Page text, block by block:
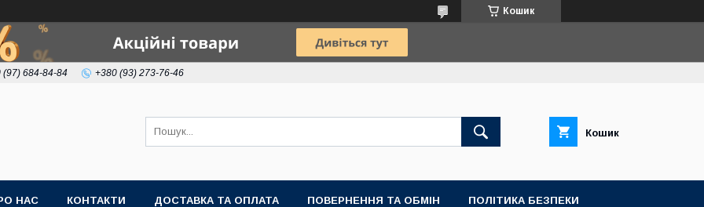
Кошик
(97) 684-84-84 +380 (93) 273-76-46
Кошик
НАС КОНТАКТИ ДОСТАВКА ТА ОПЛАТА ПОВЕРНЕННЯ ТА ОБМІН ПОЛІТИКА БЕЗПЕКИ